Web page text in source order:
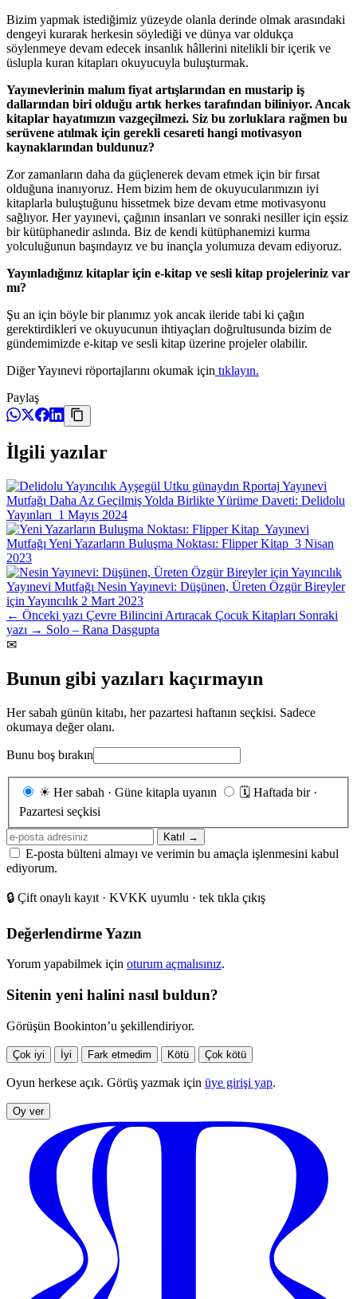
Bizim yapmak istediğimiz yüzeyde olanla derinde olmak arasındaki
dengeyi kurarak herkesin söylediği ve dünya var oldukça
söylenmeye devam edecek insanlık hâllerini nitelikli bir içerik ve
üslupla kuran kitapları okuyucuyla buluşturmak.
Yayınevlerinin malum fiyat artışlarından en mustarip iş
dallarından biri olduğu artık herkes tarafından biliniyor. Ancak
kitaplar hayatımızın vazgeçilmezi. Siz bu zorluklara rağmen bu
serüvene atılmak için gerekli cesareti hangi motivasyon
kaynaklarından buldunuz?
Zor zamanların daha da güçlenerek devam etmek için bir fırsat
olduğuna inanıyoruz. Hem bizim hem de okuyucularımızın iyi
kitaplarla buluştuğunu hissetmek bize devam etme motivasyonu
sağlıyor. Her yayınevi, çağının insanları ve sonraki nesiller için eşsiz
bir kütüphanedir aslında. Biz de kendi kütüphanemizi kurma
yolculuğunun başındayız ve bu inançla yolumuza devam ediyoruz.
Yayınladığınız kitaplar için e-kitap ve sesli kitap projeleriniz var
mı?
Şu an için böyle bir planımız yok ancak ileride tabi ki çağın
gerektirdikleri ve okuyucunun ihtiyaçları doğrultusunda bizim de
gündemimizde e-kitap ve sesli kitap üzerine projeler olabilir.
Diğer Yayınevi röportajlarını okumak için tıklayın.
Paylaş
İlgili yazılar
Yayınevi
Mutfağı Daha Az Geçilmiş Yolda Birlikte Yürüme Daveti: Delidolu
Yayınları 1 Mayıs 2024
Yayınevi
Mutfağı Yeni Yazarların Buluşma Noktası: Flipper Kitap 3 Nisan
2023
Yayınevi Mutfağı Nesin Yayınevi: Düşünen, Üreten Özgür Bireyler
için Yayıncılık 2 Mart 2023
← Önceki yazı Çevre Bilincini Artıracak Çocuk Kitapları Sonraki
yazı → Solo – Rana Dasgupta
✉
Bunun gibi yazıları kaçırmayın
Her sabah günün kitabı, her pazartesi haftanın seçkisi. Sadece
okumaya değer olanı.
Bunu boş bırakın
Gönderim
☀ Her sabah · Güne kitapla uyanın 🗓 Haftada bir ·
Pazartesi seçkisi
E-
posta
adresiniz
Katıl →
E-posta bülteni almayı ve verimin bu amaçla işlenmesini kabul
ediyorum.
🔒 Çift onaylı kayıt · KVKK uyumlu · tek tıkla çıkış
Değerlendirme Yazın
Yorum yapabilmek için oturum açmalısınız.
Sitenin yeni halini nasıl buldun?
Görüşün Bookinton’u şekillendiriyor.
Çok iyi İyi Fark etmedim Kötü Çok kötü
Oyun herkese açık. Görüş yazmak için üye girişi yap.
Oy ver